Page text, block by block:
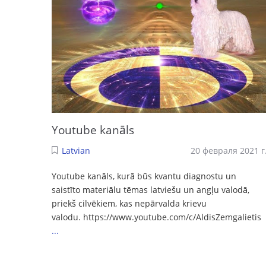
Youtube kanāls
Latvian 20 февраля 2021
Youtube kanāls, kurā būs kvantu diagnostu un
saistīto materiālu tēmas latviešu un angļu valodā,
priekš cilvēkiem, kas nepārvalda krievu
valodu. https://www.youtube.com/c/AldisZemgalietis
...